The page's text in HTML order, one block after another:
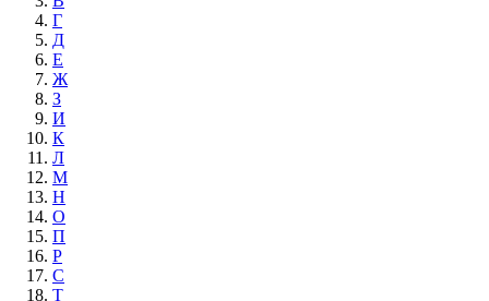
Г
Д
Е
Ж
З
И
К
Л
М
Н
О
П
Р
С
Т